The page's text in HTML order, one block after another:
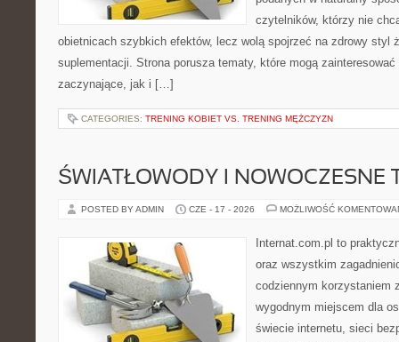
czytelników, którzy nie
obietnicach szybkich efektów, lecz wolą spojrzeć na zdrowy styl
suplementacji. Strona porusza tematy, które mogą
zaczynające, jak i […]
CATEGORIES: TRENING KOBIET VS. TRENING MĘŻCZYZN
ŚWIATŁOWODY I NOWOCZESNE
POSTED BY ADMIN CZE - 17 - 2026 MOŻLIWOŚĆ
Internat.com.pl to
oraz wszystkim
codziennym korzystaniem
wygodnym miejscem dla
świecie internetu, sieci